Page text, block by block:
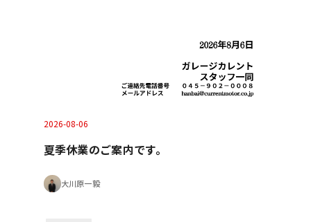
2026-08-06
夏季休業のご案内です。
大川原一毅